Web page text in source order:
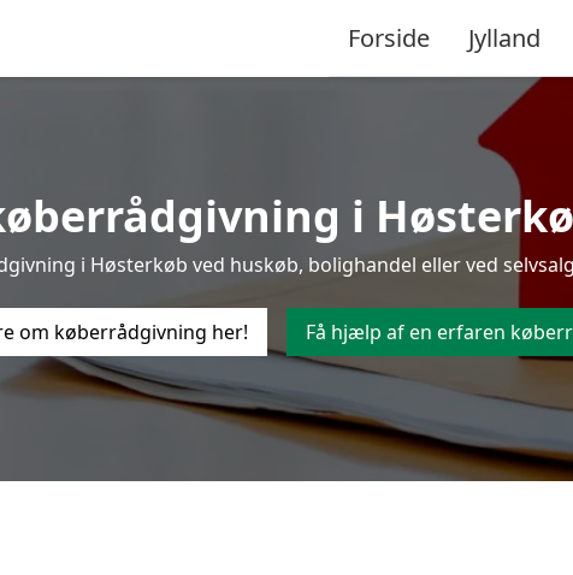
Forside Jylland
i
i Høsterkøb ved huskøb, bolighandel eller ved
om køberrådgivning her! Få hjælp af en erfaren